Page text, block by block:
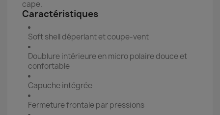
cape.
Caractéristiques
Soft shell déperlant et coupe-vent
Doublure intérieure en micro polaire douce et
confortable
Capuche intégrée
Fermeture frontale par pressions